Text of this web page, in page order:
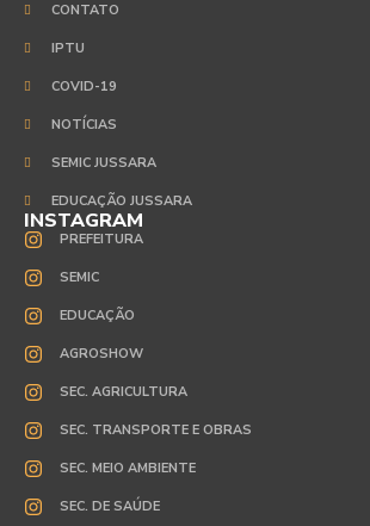
CONTATO
IPTU
COVID-19
NOTÍCIAS
SEMIC JUSSARA
EDUCAÇÃO JUSSARA
INSTAGRAM
PREFEITURA
SEMIC
EDUCAÇÃO
AGROSHOW
SEC. AGRICULTURA
SEC. TRANSPORTE E OBRAS
SEC. MEIO AMBIENTE
SEC. DE SAÚDE